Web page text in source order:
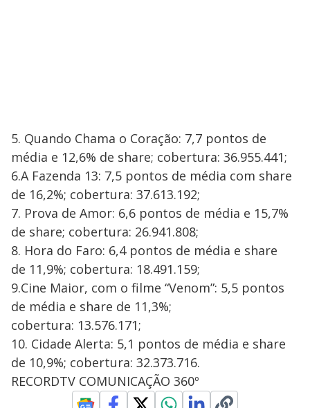
5. Quando Chama o Coração: 7,7 pontos de
média e 12,6% de share; cobertura: 36.955.441;
6.A Fazenda 13: 7,5 pontos de média com share
de 16,2%; cobertura: 37.613.192;
7. Prova de Amor: 6,6 pontos de média e 15,7%
de share; cobertura: 26.941.808;
8. Hora do Faro: 6,4 pontos de média e share
de 11,9%; cobertura: 18.491.159;
9.Cine Maior, com o filme “Venom”: 5,5 pontos
de média e share de 11,3%;
cobertura: 13.576.171;
10. Cidade Alerta: 5,1 pontos de média e share
de 10,9%; cobertura: 32.373.716.
RECORDTV COMUNICAÇÃO 360º